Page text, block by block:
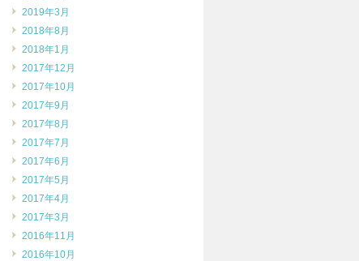
2019年3月
2018年8月
2018年1月
2017年12月
2017年10月
2017年9月
2017年8月
2017年7月
2017年6月
2017年5月
2017年4月
2017年3月
2016年11月
2016年10月